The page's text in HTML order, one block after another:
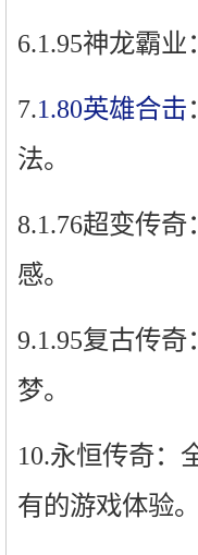
6.1.95神龙霸
7.1.80英雄合击
法。
8.1.76超变传
感。
9.1.95复古传
梦。
10.永恒传奇：
有的游戏体验。